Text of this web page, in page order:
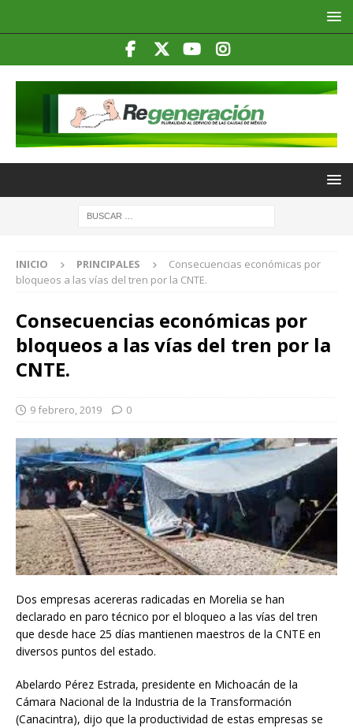
INICIO PRINCIPALES
Consecuencias económicas por
bloqueos a las vías del tren por la CNTE.
Consecuencias económicas por
bloqueos a las vías del tren por la
CNTE.
9 febrero, 2019 0
Dos empresas acereras radicadas en Morelia se han
declarado en paro técnico por el bloqueo a las vías del tren
que desde hace 25 días mantienen maestros de la CNTE en
diversos puntos del estado.
Abelardo Pérez Estrada, presidente en Michoacán de la
Cámara Nacional de la Industria de la Transformación
(Canacintra), dijo que la productividad de estas empresas se